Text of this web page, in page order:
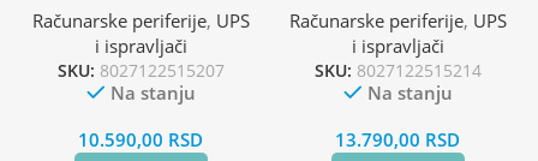
Računarske periferije, UPS
i ispravljači
SKU: 8027122515207
Na stanju
10.590,00 RSD
Računarske periferije, UPS
i ispravljači
SKU: 8027122515214
Na stanju
13.790,00 RSD